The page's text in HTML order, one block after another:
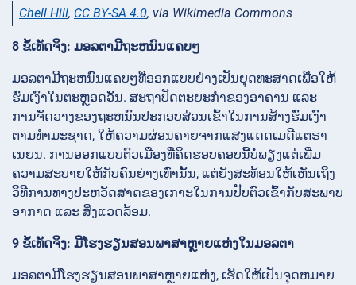
Chell Hill, CC BY-SA 4.0, via Wikimedia Commons
8 ຂໍ້ເທັດຈິງ: ມອລຕາມີຖະຫນົນແຄບໆ
ມອລຕາມີຖະຫນົນແຄບໆທີ່ອອກແບບຢ່າງເປັນຍຸດທະສາດເພື່ອໃຫ້
ຮົ່ມເງົາໃນຕະຫຼອດວັນ. ສະຖາປັດຕະຍະກຳຂອງອາຄານ ແລະ
ການຈັດວາງຂອງຖະຫນົນປະກອບສ່ວນເຂົ້າໃນການສ້າງຮົ່ມເງົາ
ຕາມທຳມະຊາດ, ໃຫ້ຄວາມຜ່ອນຄາຍຈາກແສງແດດເມດີແຕຣາ
ເນຍນ. ການອອກແບບຕົວເມືອງທີ່ຄິດຮອບຄອບນີ້ບໍ່ພຽງແຕ່ເພີ່ມ
ຄວາມສະບາຍໃຫ້ກັບຄົນຍ່າງເທົ່ານັ້ນ, ແຕ່ຍັງສະທ້ອນໃຫ້ເຫັນເຖິງ
ວິທີການທາງປະຫວັດສາດຂອງເກາະໃນການປັບຕົວເຂົ້າກັບສະພາບ
ອາກາດ ແລະ ສິ່ງແວດລ້ອມ.
9 ຂໍ້ເທັດຈິງ: ມີໂຮງຮຽນສອນພາສາຫຼາຍແຫ່ງໃນມອລຕາ
ມອລຕາມີໂຮງຮຽນສອນພາສາຫຼາຍແຫ່ງ, ເຮັດໃຫ້ເປັນຈຸດຫມາຍ